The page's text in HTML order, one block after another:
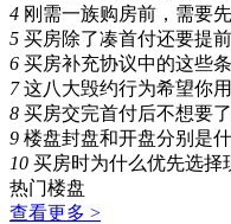
4 刚需一族购房前，需要
5 买房除了凑首付还要提
6 买房补充协议中的这些
7 这八大毁约行为希望你
8 买房交完首付后不想要
9 楼盘封盘和开盘分别是
10 买房时为什么优先选择
热门楼盘
查看更多 >